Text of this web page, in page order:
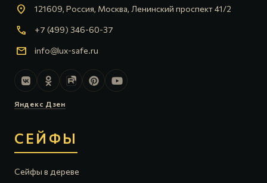
location_on 121609, Россия, Москва, Ленинский проспект 41/2
call +7 (499) 346-60-37
mail info@lux-safe.ru
Яндекс Дзен
СЕЙФЫ
Сейфы в дереве